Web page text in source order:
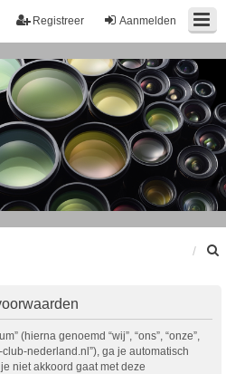
Aanmelden
Registreer
(hierna genoemd “wij”, “ons”, “onze”,
club-nederland.nl”), ga je automatisch
niet akkoord gaat met deze